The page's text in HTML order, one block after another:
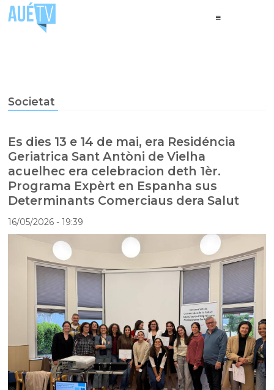
Societat
Es dies 13 e 14 de mai, era Residéncia
Geriatrica Sant Antòni de Vielha
acuelhec era celebracion deth 1èr.
Programa Expèrt en Espanha sus
Determinants Comerciaus dera Salut
16/05/2026- 19:39